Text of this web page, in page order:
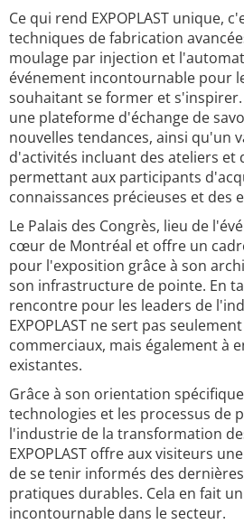
Ce qui rend EXPOPLAST unique,
techniques de fabrication
moulage par injection et
événement incontournable pour
souhaitant se former et
une plateforme d'échange de
nouvelles tendances, ainsi qu'un
d'activités incluant des ateliers et
permettant aux participants
connaissances précieuses et des
Le Palais des Congrès, lieu de
cœur de Montréal et offre un
pour l'exposition grâce à son
son infrastructure de pointe. En
rencontre pour les leaders de
EXPOPLAST ne sert pas
commerciaux, mais également à
existantes.
Grâce à son orientation
technologies et les processus de
l'industrie de la transformation
EXPOPLAST offre aux visiteurs
de se tenir informés des
pratiques durables. Cela en fait
incontournable dans le secteur.